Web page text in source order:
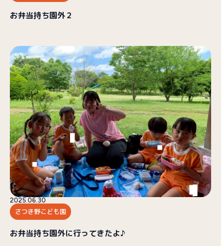
お弁当持ち園外２
2025.06.30
さつき野こども園
お弁当持ち園外に行ってきたよ♪